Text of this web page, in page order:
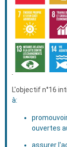
L'objectif n°16
à:
ouvertes
assurer